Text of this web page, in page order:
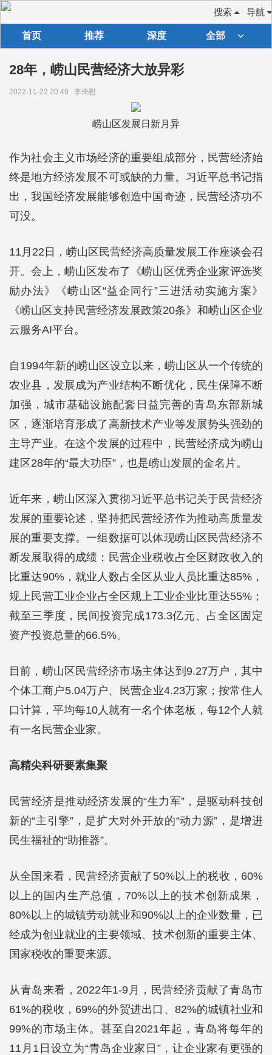
导航
搜索
首页 推荐 深度 全部
28年，崂山民营经济大放异彩
2022-11-22 20:49 李倚慰
崂山区发展日新月异
作为社会主义市场经济的重要组成部分，民营经济始
终是地方经济发展不可或缺的力量。习近平总书记指
出，我国经济发展能够创造中国奇迹，民营经济功不
可没。
11月22日，崂山区民营经济高质量发展工作座谈会召
开。会上，崂山区发布了《崂山区优秀企业家评选奖
励办法》《崂山区“益企同行”三进活动实施方案》
《崂山区支持民营经济发展政策20条》和崂山区企业
云服务AI平台。
自1994年新的崂山区设立以来，崂山区从一个传统的
农业县，发展成为产业结构不断优化，民生保障不断
加强，城市基础设施配套日益完善的青岛东部新城
区，逐渐培育形成了高新技术产业等发展势头强劲的
主导产业。在这个发展的过程中，民营经济成为崂山
建区28年的“最大功臣”，也是崂山发展的金名片。
近年来，崂山区深入贯彻习近平总书记关于民营经济
发展的重要论述，坚持把民营经济作为推动高质量发
展的重要支撑。一组数据可以体现崂山区民营经济不
断发展取得的成绩：民营企业税收占全区财政收入的
比重达90%，就业人数占全区从业人员比重达85%，
规上民营工业企业占全区规上工业企业比重达55%；
截至三季度，民间投资完成173.3亿元、占全区固定
资产投资总量的66.5%。
目前，崂山区民营经济市场主体达到9.27万户，其中
个体工商户5.04万户、民营企业4.23万家；按常住人
口计算，平均每10人就有一名个体老板，每12个人就
有一名民营企业家。
高精尖科研要素集聚
民营经济是推动经济发展的“生力军”，是驱动科技创
新的“主引擎”，是扩大对外开放的“动力源”，是增进
民生福祉的“助推器”。
从全国来看，民营经济贡献了50%以上的税收，60%
以上的国内生产总值，70%以上的技术创新成果，
80%以上的城镇劳动就业和90%以上的企业数量，已
经成为创业就业的主要领域、技术创新的重要主体、
国家税收的重要来源。
从青岛来看，2022年1-9月，民营经济贡献了青岛市
61%的税收，69%的外贸进出口、82%的城镇社业和
99%的市场主体。甚至自2021年起，青岛将每年的
11月1日设立为“青岛企业家日”，让企业家有更强的